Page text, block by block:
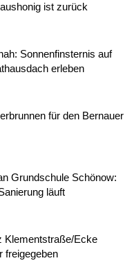
ist zurück
Sonnenfinsternis auf
erleben
für den Bernauer
Grundschule Schönow:
läuft
Klementstraße/Ecke
freigegeben